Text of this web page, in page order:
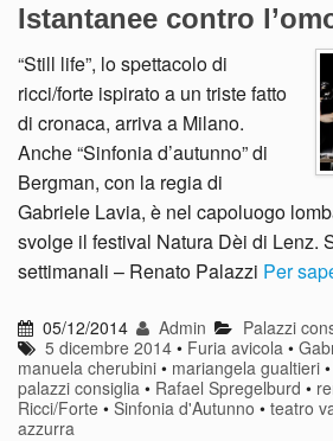
Istantanee contro
“Still life”, lo spettacolo di
ricci/forte ispirato a un triste fatto
di cronaca, arriva a Milano.
Anche “Sinfonia d’autunno” di
Bergman, con la regia di
Gabriele Lavia, è nel capoluogo
svolge il festival Natura Dèi di Lenz.
settimanali – Renato Palazzi Per
05/12/2014 Admin Palazzi
5 dicembre 2014 • Furia avicola •
manuela cherubini • mariangela gualtieri •
palazzi consiglia • Rafael Spregelburd •
Ricci/Forte • Sinfonia d'Autunno • teatro
azzurra